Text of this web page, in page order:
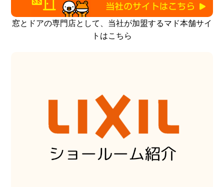
窓とドアの専門店として、当社が加盟するマド本舗サイ
トはこちら